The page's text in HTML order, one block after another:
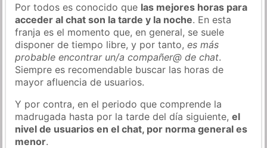
Por todos es conocido que las mejores horas para
acceder al chat son la tarde y la noche. En esta
franja es el momento que, en general, se suele
disponer de tiempo libre, y por tanto,es más
probable encontrar un/a compañer@ de chat.
Siempre es recomendable buscar las horas de
mayor afluencia de usuarios.
Y por contra, en el periodo que comprende la
madrugada hasta por la tarde del día siguiente,el
nivel de usuarios en el chat, por norma general es
menor.